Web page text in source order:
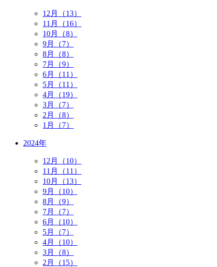
12月（13）
11月（16）
10月（8）
9月（7）
8月（8）
7月（9）
6月（11）
5月（11）
4月（19）
3月（7）
2月（8）
1月（7）
2024年
12月（10）
11月（11）
10月（13）
9月（10）
8月（9）
7月（7）
6月（10）
5月（7）
4月（10）
3月（8）
2月（15）